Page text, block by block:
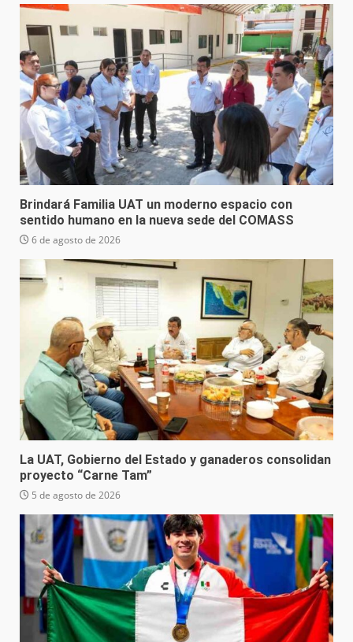
Brindará Familia UAT un moderno espacio con
sentido humano en la nueva sede del COMASS
6 de agosto de 2026
La UAT, Gobierno del Estado y ganaderos consolidan
proyecto “Carne Tam”
5 de agosto de 2026